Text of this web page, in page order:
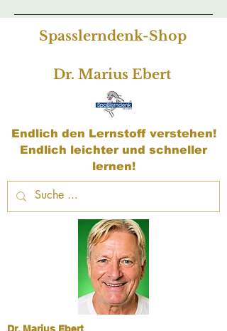
Spasslerndenk-Shop
Dr. Marius Ebert
Endlich den Lernstoff verstehen!
Endlich leichter und schneller
lernen!